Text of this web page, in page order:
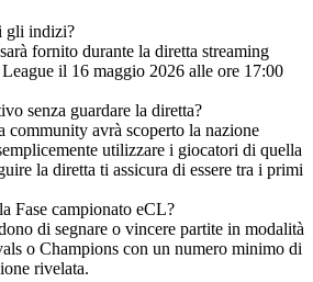
gli indizi?
fornito durante la diretta streaming
il 16 maggio 2026 alle ore 17:00
senza guardare la diretta?
community avrà scoperto la nazione
utilizzare i giocatori di quella
la diretta ti assicura di essere tra i primi
Fase campionato eCL?
di segnare o vincere partite in modalità
o Champions con un numero minimo di
rivelata.